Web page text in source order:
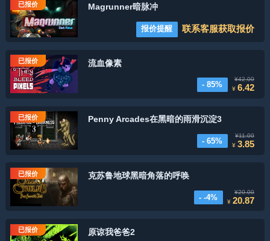
已报价 Magrunner暗脉冲
报价提醒 联系客服获取报价
已报价 流血像素
- 85%
¥42.00
¥6.42
已报价 Penny Arcades在黑暗的雨滑沉淀3
- 65%
¥11.00
¥3.85
已报价 克苏鲁地球黑暗角落的呼唤
- -4%
¥20.00
¥20.87
已报价 原谅我爸爸2